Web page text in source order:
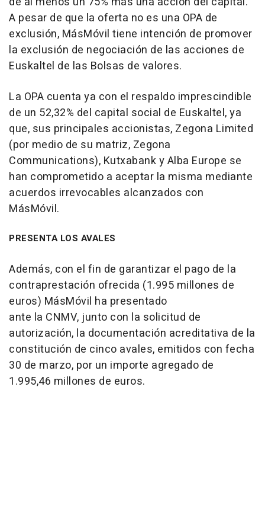
A pesar de que la oferta no es una OPA de
exclusión, MásMóvil tiene intención de promover
la exclusión de negociación de las acciones de
Euskaltel de las Bolsas de valores.
La OPA cuenta ya con el respaldo imprescindible
de un 52,32% del capital social de Euskaltel, ya
que, sus principales accionistas, Zegona Limited
(por medio de su matriz, Zegona
Communications), Kutxabank y Alba Europe se
han comprometido a aceptar la misma mediante
acuerdos irrevocables alcanzados con
MásMóvil.
PRESENTA LOS AVALES
Además, con el fin de garantizar el pago de la
contraprestación ofrecida (1.995 millones de
euros) MásMóvil ha presentado
ante la CNMV, junto con la solicitud de
autorización, la documentación acreditativa de la
constitución de cinco avales, emitidos con fecha
30 de marzo, por un importe agregado de
1.995,46 millones de euros.